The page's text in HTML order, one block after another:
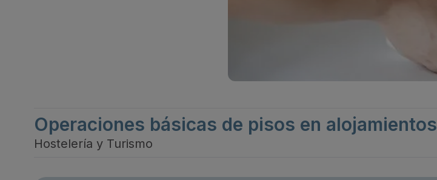
Operaciones básicas de pisos en alojamientos
Hostelería y Turismo